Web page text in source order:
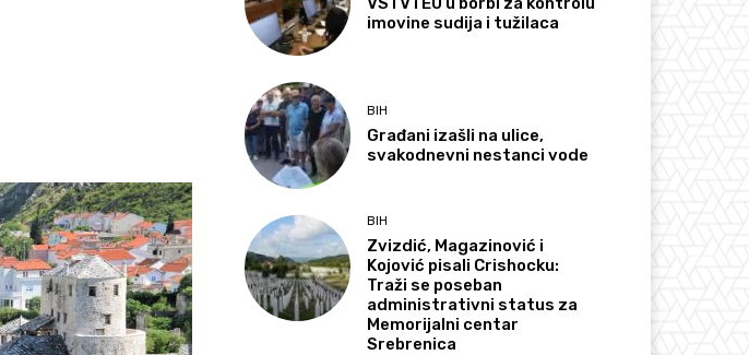
imovine sudija i tužilaca
BIH
Građani izašli na ulice,
svakodnevni nestanci vode
BIH
Zvizdić, Magazinović i
Kojović pisali Crishocku:
Traži se poseban
administrativni status za
Memorijalni centar
Srebrenica